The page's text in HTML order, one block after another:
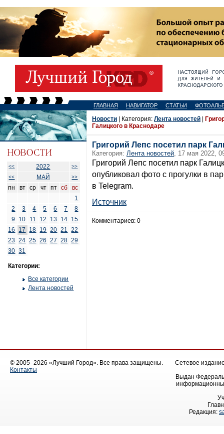
ГЛАВНАЯ НАВИГАТОР СТАТЬИ
<< 2022
>>
<<
МАЙ >>
пн вт ср чт пт сб
вс
1
2
3 4 5 6 7
8
9 10 11 12 13 14 15
16
17 18 19 20 21
22
23 24 25 26 27 28 29
30 31
Категории:
Все категории
Лента новостей
Новости | Категория: Лента новостей
Галицкого в Краснодаре
Григорий Лепс посетил парк
Категория: Лента новостей, 17 мая 2022,
Григорий Лепс посетил парк
опубликовал фото с прогулки в
в Telegram.
Источник
Комментариев: 0
© 2005–2026 «Лучший Город». Все права защищены.
Контакты
Сетевое
Выдан
Редакция: